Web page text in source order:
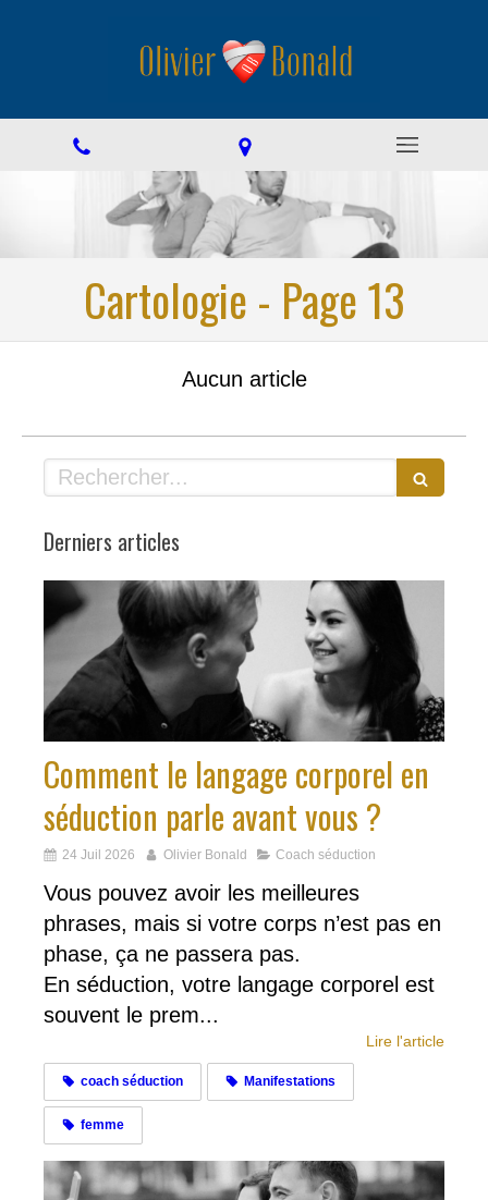
Cartologie - Page 13
Aucun article
Rechercher
Derniers articles
Comment le langage corporel en
séduction parle avant vous ?
24 Juil 2026 Olivier Bonald Coach séduction
Vous pouvez avoir les meilleures
phrases, mais si votre corps n’est pas en
phase, ça ne passera pas.
En séduction, votre langage corporel est
souvent le prem...
Lire l'article
coach séduction Manifestations
femme